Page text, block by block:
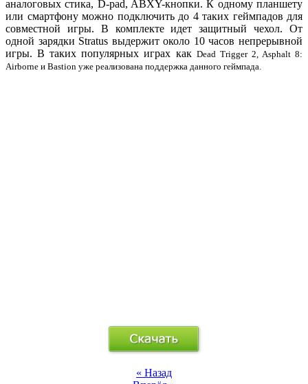
аналоговых стика, D-pad, ABXY-кнопки. К одному планшету
или смартфону можно подключить до 4 таких геймпадов для
совместной игры. В комплекте идет защитный чехол. От
одной зарядки Stratus выдержит около 10 часов непрерывной
игры. В таких популярных играх как Dead Trigger 2, Asphalt 8:
Airborne и Bastion уже реализована поддержка данного геймпада.
« Назад